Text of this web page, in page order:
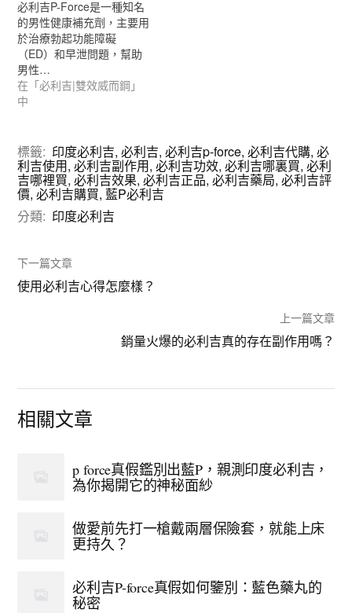
必利吉P-Force是一種知名
的男性健康補充劑，主要用
於治療勃起功能障礙
（ED）和早泄問題，幫助
男性…
在「必利吉|雙效威而鋼」
中
標籤: 印度必利吉,必利吉,必利吉p-force,必利吉代購,必
利吉使用,必利吉副作用,必利吉功效,必利吉哪裏買,必利
吉哪裡買,必利吉效果,必利吉正品,必利吉藥局,必利吉評
價,必利吉購買,藍P必利吉
分類: 印度必利吉
下一篇文章
使用必利吉心得怎麼樣？
上一篇文章
銷量火爆的必利吉真的存在副作用嗎？
相關文章
p force真假鑑別出藍P，親測印度必利吉，
為你揭開它的神秘面紗
做愛前先打一槍戴兩層保險套，就能上床
更持久？
必利吉P-force真假如何鑒別：藍色藥丸的
秘密